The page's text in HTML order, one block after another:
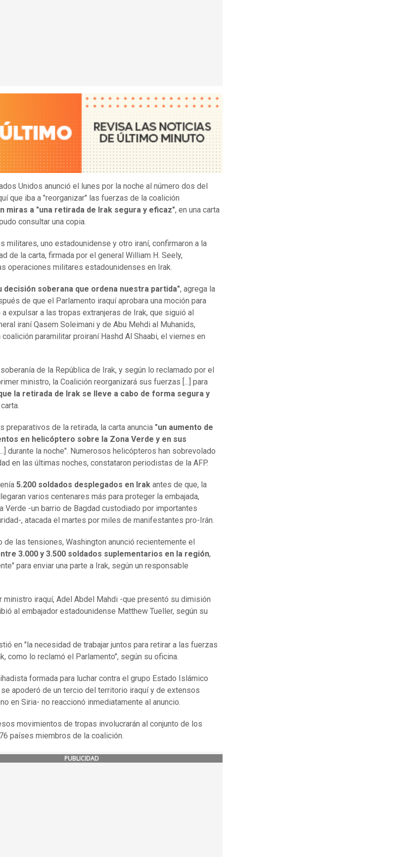
Unidos anunció el lunes por la noche al número dos del
que iba a "reorganizar" las fuerzas de la coalición
miras a "una retirada de Irak segura y eficaz", en una carta
consultar una copia.
militares, uno estadounidense y otro iraní, confirmaron a la
de la carta, firmada por el general William H. Seely,
operaciones militares estadounidenses en Irak.
decisión soberana que ordena nuestra partida", agrega la
de que el Parlamento iraquí aprobara una moción para
expulsar a las tropas extranjeras de Irak, que siguió al
iraní Qasem Soleimani y de Abu Mehdi al Muhanids,
paramilitar proiraní Hashd Al Shaabi, el viernes en
de la República de Irak, y según lo reclamado por el
ministro, la Coalición reorganizará sus fuerzas [...] para
la retirada de Irak se lleve a cabo de forma segura y
preparativos de la retirada, la carta anuncia "un aumento de
en helicóptero sobre la Zona Verde y en sus
...] durante la noche". Numerosos helicópteros han sobrevolado
en las últimas noches, constataron periodistas de la AFP.
5.200 soldados desplegados en Irak antes de que, la
varios centenares más para proteger la embajada,
Verde -un barrio de Bagdad custodiado por importantes
, atacada el martes por miles de manifestantes pro-Irán.
de las tensiones, Washington anunció recientemente el
3.000 y 3.500 soldados suplementarios en la región,
para enviar una parte a Irak, según un responsable
ministro iraquí, Adel Abdel Mahdi -que presentó su dimisión
al embajador estadounidense Matthew Tueller, según su
en "la necesidad de trabajar juntos para retirar a las fuerzas
como lo reclamó el Parlamento", según su oficina.
formada para luchar contra el grupo Estado Islámico
se apoderó de un tercio del territorio iraquí y de extensos
en Siria- no reaccionó inmediatamente al anuncio.
movimientos de tropas involucrarán al conjunto de los
países miembros de la coalición.
PUBLICIDAD